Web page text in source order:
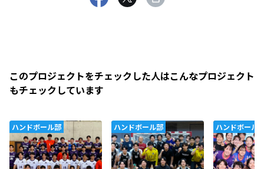
このプロジェクトをチェックした人はこんなプロジェクト
もチェックしています
ハンドボール部 ハンドボール部 ハンドボール